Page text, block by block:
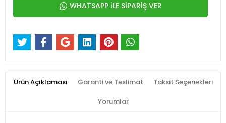
WHATSAPP İLE SİPARİŞ VER
Ürün Açıklaması Garanti ve Teslimat Taksit Seçenekleri
Yorumlar